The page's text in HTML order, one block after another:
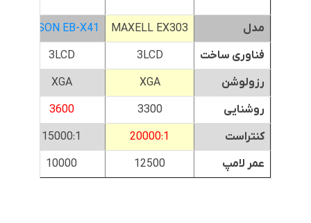
مدل MAXELL EX303
EPSON EB-X41
فناوری ساخت
3LCD
3LCD
رزولوشن
XGA
XGA
روشنایی
3300
3600
کنتراست
20000:1
15000:1
عمر لامپ
12500
10000